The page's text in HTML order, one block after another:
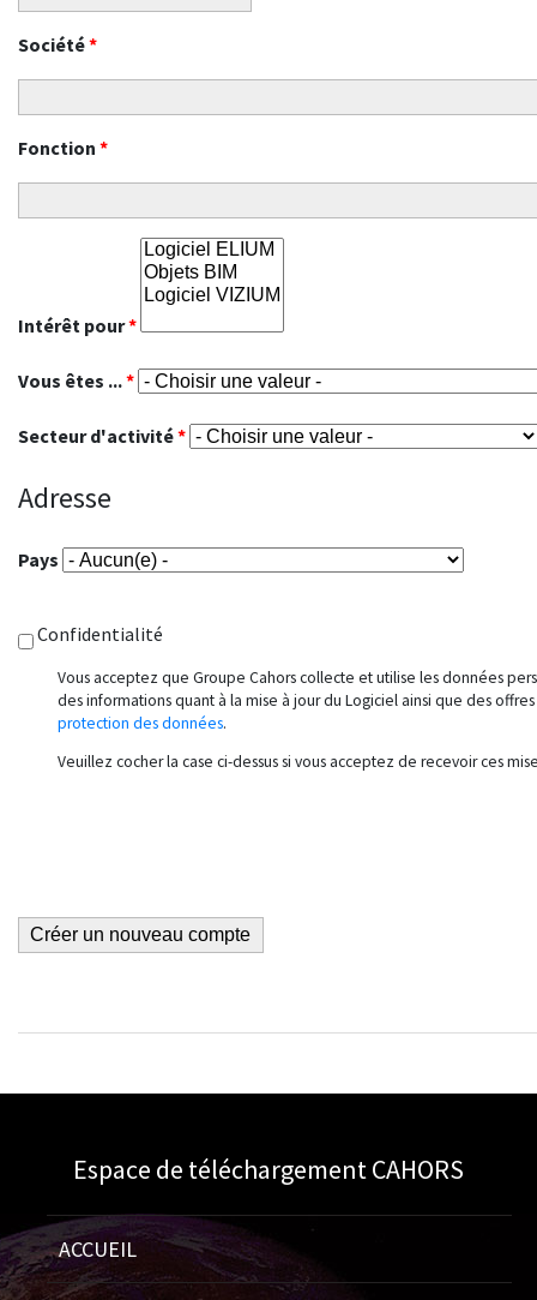
Société*
Fonction *
Intérêt pour*
Vous êtes ...*
Secteur d'activité*
Adresse
Pays
Confidentialité
Vous acceptez que Groupe Cahors collecte et utilise les données
des informations quant à la mise à jour du Logiciel ainsi que des
protection des données.
Veuillez cocher la case ci-dessus si vous acceptez de recevoir ces
Espace de téléchargement CAHORS
ACCUEIL